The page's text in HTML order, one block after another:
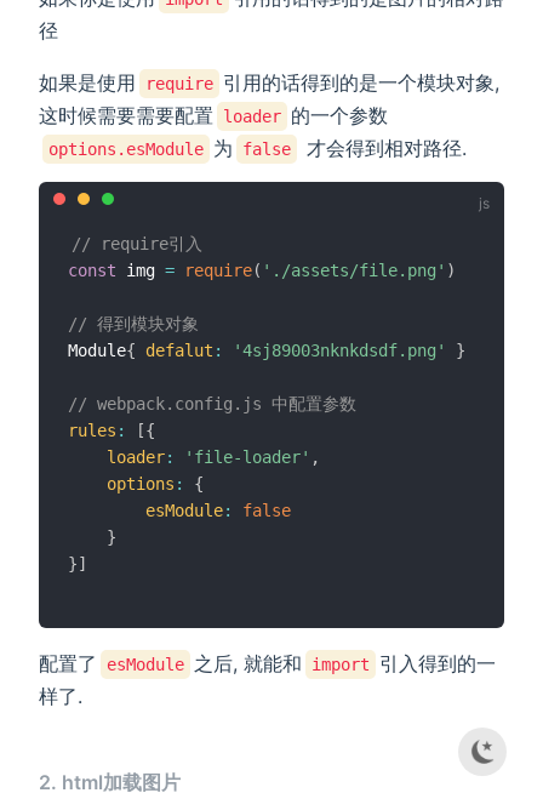
径
如果是使用 require 引用的话得到的是一个模块对象,
这时候需要需要配置
loader 的一个参数
options.esModule 为 false 才会得到相对路径.
// require引入
const img = require( './assets/file.png' )
// 得到模块对象
Module{ defalut : '4sj89003nknkdsdf.png' }
// webpack.config.js 中配置参数
rules : [{
loader: 'file-loader' ,
options :
{
esModule:
false
}
}]
配置了 esModule 之后, 就能和 import
引入得到的一
样了.
2. html加载图片